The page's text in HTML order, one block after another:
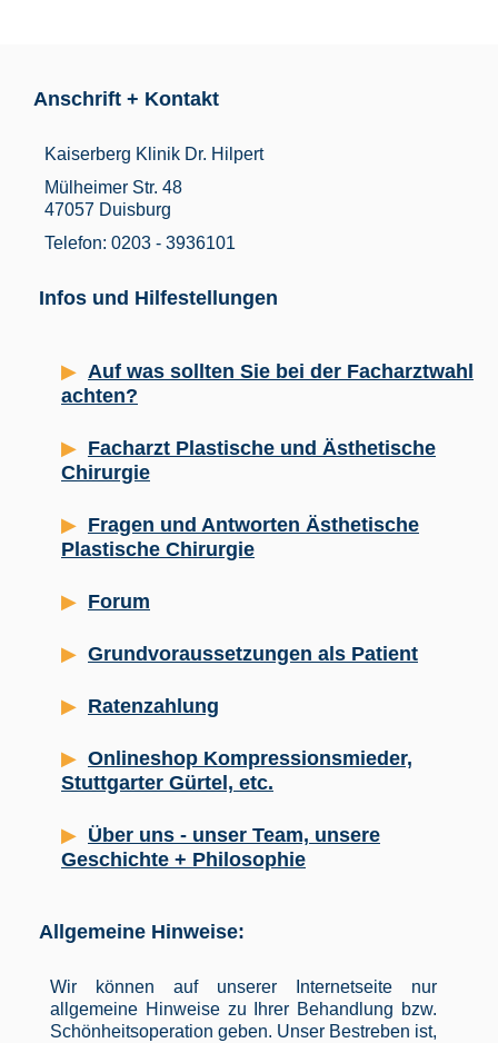
Anschrift + Kontakt
Kaiserberg Klinik Dr. Hilpert
Mülheimer Str. 48
47057 Duisburg
Telefon: 0203 - 3936101
Infos und Hilfestellungen
Auf was sollten Sie bei der Facharztwahl
achten?
Facharzt Plastische und Ästhetische
Chirurgie
Fragen und Antworten Ästhetische
Plastische Chirurgie
Forum
Grundvoraussetzungen als Patient
Ratenzahlung
Onlineshop Kompressionsmieder,
Stuttgarter Gürtel, etc.
Über uns - unser Team, unsere
Geschichte + Philosophie
Allgemeine Hinweise:
Wir können auf unserer Internetseite nur
allgemeine Hinweise zu Ihrer Behandlung bzw.
Schönheitsoperation geben. Unser Bestreben ist,